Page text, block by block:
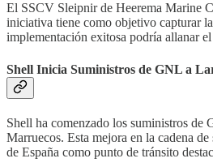
El SSCV Sleipnir de Heerema Marine
iniciativa tiene como objetivo capturar
implementación exitosa podría allanar
Shell Inicia Suministros de GNL a
Shell ha comenzado los suministros
Marruecos. Esta mejora en la cadena
de España como punto de tránsito